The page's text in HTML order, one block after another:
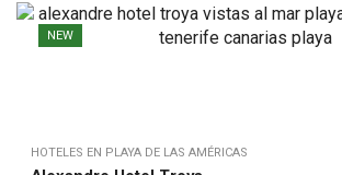
NEW
HOTELES EN PLAYA DE LAS AMÉRICAS